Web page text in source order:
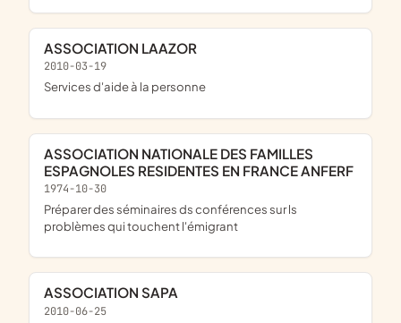
ASSOCIATION LAAZOR
2010-03-19
services d'aide à la personne
ASSOCIATION NATIONALE DES FAMILLES
ESPAGNOLES RESIDENTES EN FRANCE ANFERF
1974-10-30
préparer des séminaires ds conférences sur ls
problèmes qui touchent l'émigrant
ASSOCIATION SAPA
2010-06-25